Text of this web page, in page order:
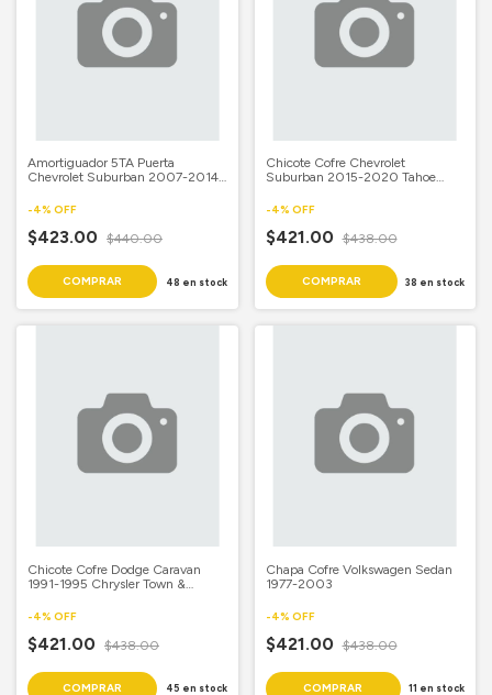
Amortiguador 5TA Puerta
Chevrolet Suburban 2007-2014
GMC Yukon 2007-2014
-4% OFF
$423.00 $440.00
48 en stock
Chicote Cofre Chevrolet
Suburban 2015-2020 Tahoe
2015-2020 GMC Yukon 2015-
-4% OFF
$421.00 $438.00
38 en stock
Chicote Cofre Dodge Caravan
1991-1995 Chrysler Town &
Voyager 1991-1995
-4% OFF
$421.00 $438.00
45 en stock
Chapa Cofre Volkswagen Sedan
1977-2003
-4% OFF
$421.00 $438.00
11 en stock